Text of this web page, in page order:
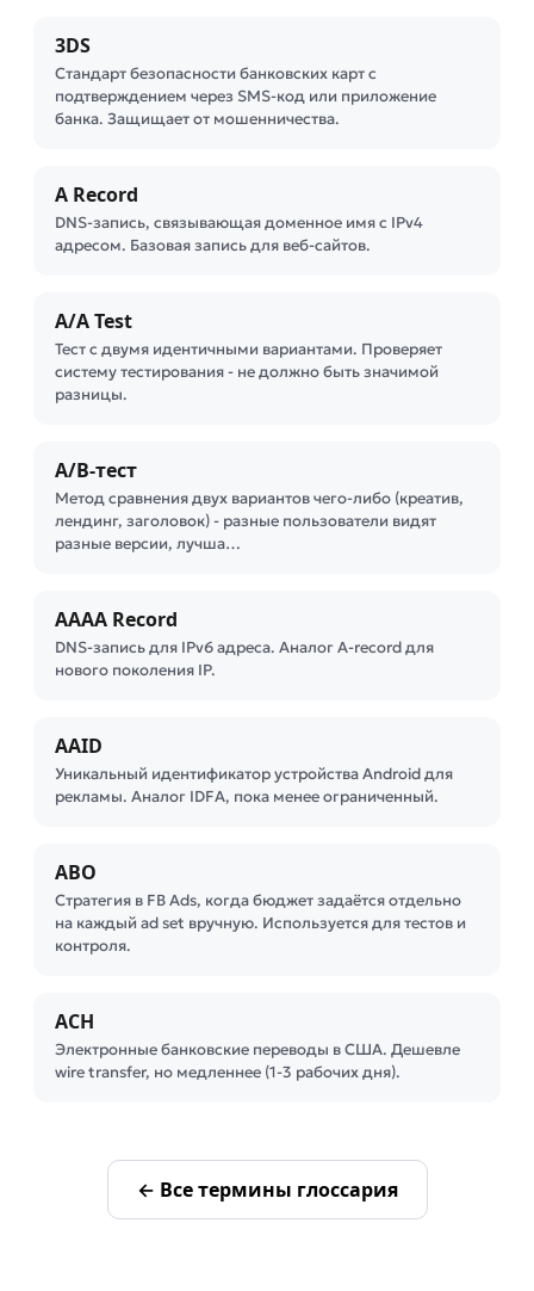
3DS
Стандарт безопасности банковских карт с
подтверждением через SMS-код или приложение
банка. Защищает от мошенничества.
A Record
DNS-запись, связывающая доменное имя с IPv4
адресом. Базовая запись для веб-сайтов.
A/A Test
Тест с двумя идентичными вариантами. Проверяет
систему тестирования - не должно быть значимой
разницы.
A/B-тест
Метод сравнения двух вариантов чего-либо (креатив,
лендинг, заголовок) - разные пользователи видят
разные версии, лучша…
AAAA Record
DNS-запись для IPv6 адреса. Аналог A-record для
нового поколения IP.
AAID
Уникальный идентификатор устройства Android для
рекламы. Аналог IDFA, пока менее ограниченный.
ABO
Стратегия в FB Ads, когда бюджет задаётся отдельно
на каждый ad set вручную. Используется для тестов и
контроля.
ACH
Электронные банковские переводы в США. Дешевле
wire transfer, но медленнее (1-3 рабочих дня).
← Все термины глоссария